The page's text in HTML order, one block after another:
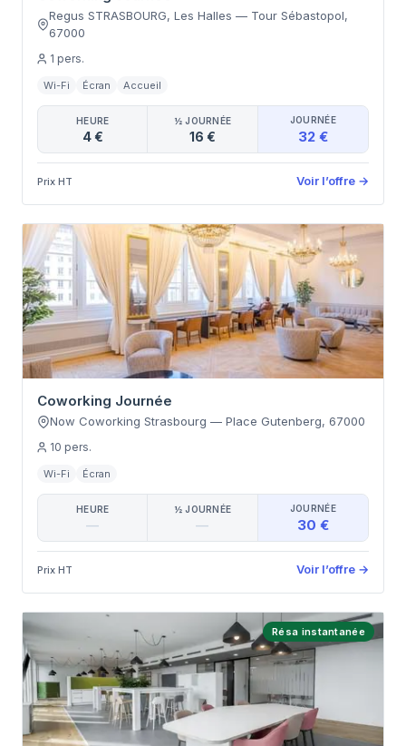
Regus STRASBOURG, Les Halles — Tour Sébastopol,
67000
1 pers.
Wi-Fi Écran Accueil
HEURE
4 €
½ JOURNÉE
16 €
JOURNÉE
32 €
Prix HT Voir l’offre →
Coworking Journée
Now Coworking Strasbourg — Place Gutenberg, 67000
10 pers.
Wi-Fi Écran
HEURE
—
½ JOURNÉE
—
JOURNÉE
30 €
Prix HT Voir l’offre →
Résa instantanée